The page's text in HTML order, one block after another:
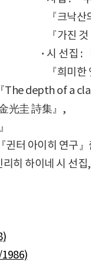
『크낙
『가진
· 시 선집 :
『희미
The depth of a
光圭 詩集』,
귄터 아이히 연구
히 하이네 시 선집